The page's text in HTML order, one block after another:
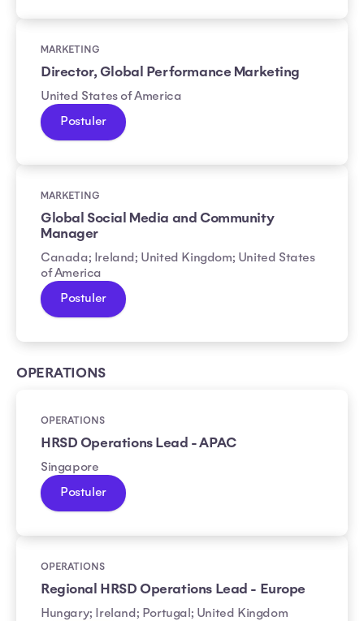
MARKETING
Director, Global Performance Marketing
United States of America
Postuler
MARKETING
Global Social Media and Community
Manager
Canada; Ireland; United Kingdom; United States
of America
Postuler
OPERATIONS
OPERATIONS
HRSD Operations Lead - APAC
Singapore
Postuler
OPERATIONS
Regional HRSD Operations Lead - Europe
Hungary; Ireland; Portugal; United Kingdom